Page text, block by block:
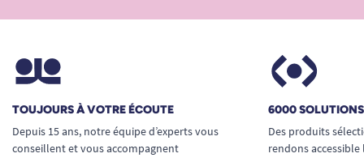
TOUJOURS À VOTRE ÉCOUTE
Depuis 15 ans, notre équipe d’experts vous
conseillent et vous accompagnent
6000
Des produits
rendons